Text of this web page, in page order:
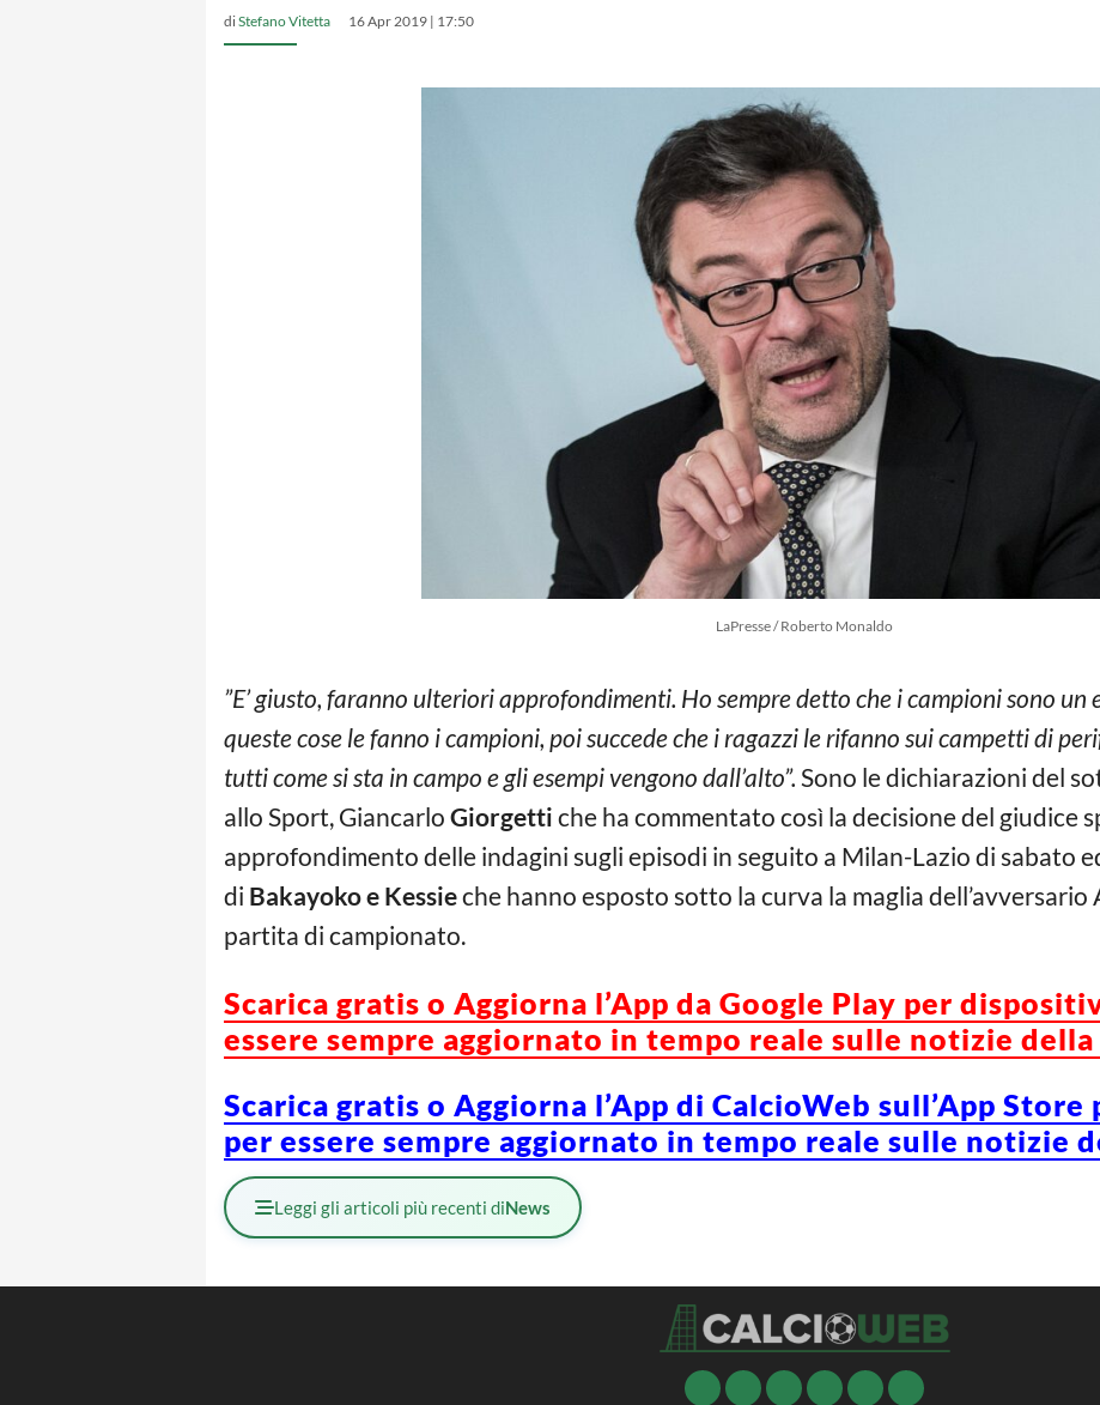
diStefano Vitetta 16 Apr 2019 | 17:50
LaPresse / Roberto Monaldo
”E’ giusto, faranno ulteriori approfondimenti. Ho sempre detto che i campioni sono un
queste cose le fanno i campioni, poi succede che i ragazzi le rifanno sui campetti di
tutti come si sta in campo e gli esempi vengono dall’alto”. Sono le dichiarazioni del
allo Sport, Giancarlo Giorgetti che ha commentato così la decisione del giudice
approfondimento delle indagini sugli episodi in seguito a Milan-Lazio di sabato
di Bakayoko e Kessieche hanno esposto sotto la curva la maglia
partita di campionato.
Scarica gratis o Aggiorna l’App da Google Play per
essere sempre aggiornato in tempo reale sulle notizie
Scarica gratis o Aggiorna l’App di CalcioWeb sull’App
per essere sempre aggiornato in tempo reale sulle notizie
Leggi gli articoli più recenti diNews